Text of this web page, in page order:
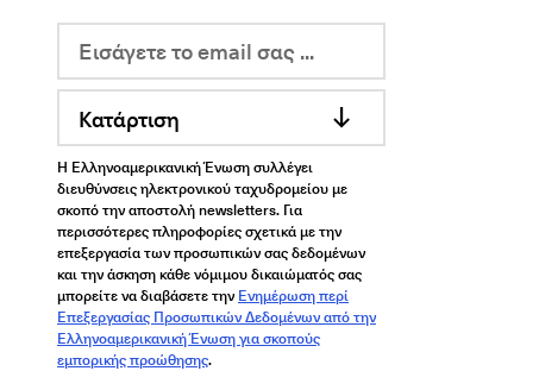
Κατάρτιση
Η Ελληνοαμερικανική Ένωση συλλέγει
διευθύνσεις ηλεκτρονικού ταχυδρομείου με
σκοπό την αποστολή newsletters. Για
περισσότερες πληροφορίες σχετικά με την
επεξεργασία των προσωπικών σας δεδομένων
και την άσκηση κάθε νόμιμου δικαιώματός σας
μπορείτε να διαβάσετε την Ενημέρωση περί
Επεξεργασίας Προσωπικών Δεδομένων από την
Ελληνοαμερικανική Ένωση για σκοπούς
εμπορικής προώθησης.